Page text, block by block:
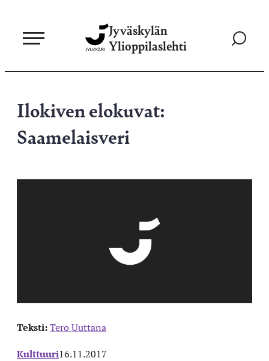
sisältöön
Jyväskylän
Ylioppilaslehti
Siirry
Ilokiven elokuvat:
Saamelaisveri
Teksti:Tero Uuttana
Kulttuuri16.11.2017